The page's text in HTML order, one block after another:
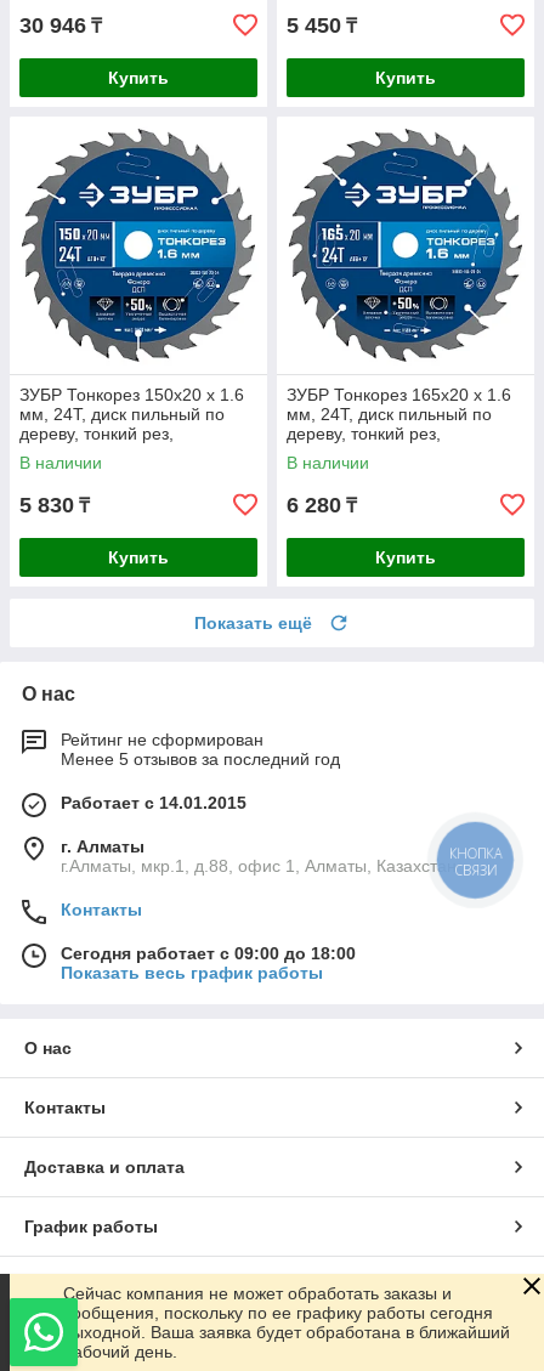
30 946 ₸
Купить
5 450 ₸
Купить
ЗУБР Тонкорез 150х20 x 1.6
мм, 24Т, диск пильный по
дереву, тонкий рез,
Профессионал (36933-150-
20-24)
В наличии
5 830 ₸
Купить
ЗУБР Тонкорез 165х20 x 1.6
мм, 24Т, диск пильный по
дереву, тонкий рез,
Профессионал (36933-165-
20-24)
В наличии
6 280 ₸
Купить
Показать ещё
О нас
Рейтинг не сформирован
Менее 5 отзывов за последний год
Работает с 14.01.2015
г. Алматы
г.Алматы, мкр.1, д.88, офис 1, Алматы, Казахстан
Контакты
Сегодня работает с 09:00 до 18:00
Показать весь график работы
О нас
Контакты
Доставка и оплата
График работы
Полная версия сайта
Сайт создан на маркетплейсе Satu.kz
Сейчас компания не может обработать заказы и
сообщения, поскольку по ее графику работы сегодня
выходной. Ваша заявка будет обработана в ближайший
рабочий день.
КНОПКА
СВЯЗИ